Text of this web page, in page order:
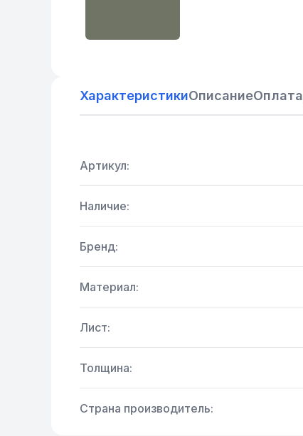
ХарактеристикиОписаниеОплата
Артикул:
Наличие:
Бренд:
Материал:
Лист:
Толщина:
Страна производитель: